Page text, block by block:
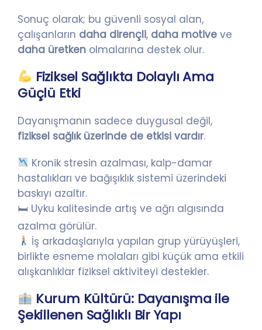
Sonuç olarak; bu güvenli sosyal alan,
çalışanların daha dirençli, daha motive ve
daha üretken olmalarına destek olur.
Fiziksel Sağlıkta Dolaylı Ama
Güçlü Etki
Dayanışmanın sadece duygusal değil,
fiziksel sağlık üzerinde de etkisi vardır.
Kronik stresin azalması, kalp-damar
hastalıkları ve bağışıklık sistemi üzerindeki
baskıyı azaltır.
🛏 Uyku kalitesinde artış ve ağrı algısında
azalma görülür.
İş arkadaşlarıyla yapılan grup yürüyüşleri,
birlikte esneme molaları gibi küçük ama etkili
alışkanlıklar fiziksel aktiviteyi destekler.
Kurum Kültürü: Dayanışma ile
Şekillenen Sağlıklı Bir Yapı